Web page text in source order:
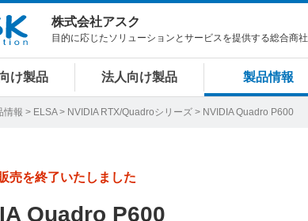
株式会社アスク
目的に応じたソリューションとサービスを提供する総合商社
け製品 法人向け製品 製品情報
情報 > ELSA> NVIDIA RTX/Quadroシリーズ > NVIDIA Quadro P600
売を終了いたしました
Quadro P600